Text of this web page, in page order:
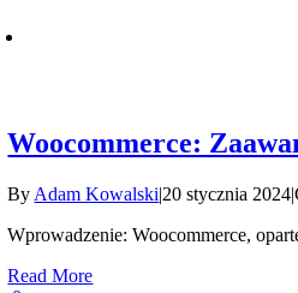
Woocommerce:
By Adam Kowalski|20 stycznia 2024|
Wprowadzenie: Woocommerce,
Read More